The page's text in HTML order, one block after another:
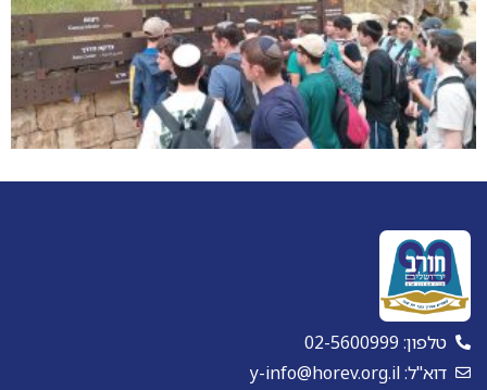
טלפון: 02-5600999
דוא"ל: y-info@horev.org.il